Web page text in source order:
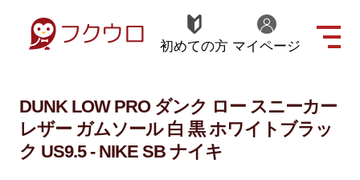
初めての方 マイページ
DUNK LOW PRO ダンク ロー スニーカー
レザー ガムソール 白 黒 ホワイトブラッ
ク US9.5 - NIKE SB ナイキ